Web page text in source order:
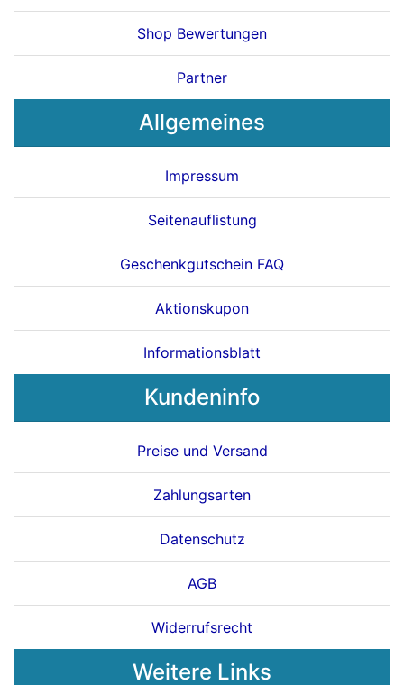
Shop Bewertungen
Partner
Allgemeines
Impressum
Seitenauflistung
Geschenkgutschein FAQ
Aktionskupon
Informationsblatt
Kundeninfo
Preise und Versand
Zahlungsarten
Datenschutz
AGB
Widerrufsrecht
Weitere Links